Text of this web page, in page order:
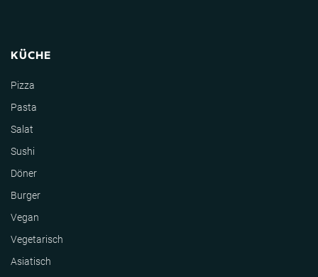
KÜCHE
Pizza
Pasta
Salat
Sushi
Döner
Burger
Vegan
Vegetarisch
Asiatisch